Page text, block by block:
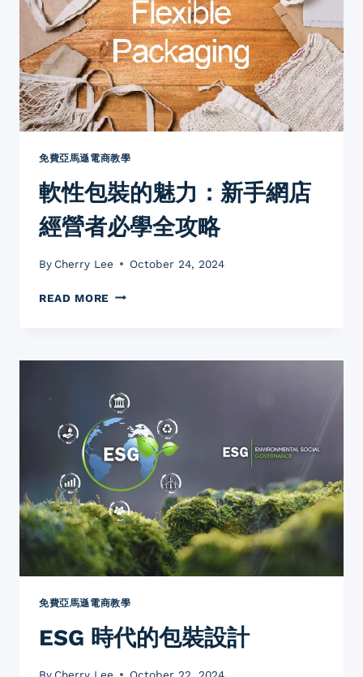
玩
法：
引
爆
顧
客
好
心
5
個
案
例
免費亞馬遜電商教學
軟性包裝的魅力：新手網店
經營者必學全攻略
By Cherry Lee October 24, 2024
READ MORE 軟
的
力：
新
手
網
店
營
者
必
學
全
略
免費亞馬遜電商教學
ESG 時代的包裝設計